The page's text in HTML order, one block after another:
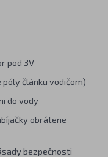
pod 3V
článku vodičom)
do vody
obrátene
bezpečnosti